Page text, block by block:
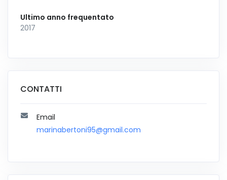
Ultimo anno frequentato
2017
CONTATTI
Email
marinabertoni95@gmail.com